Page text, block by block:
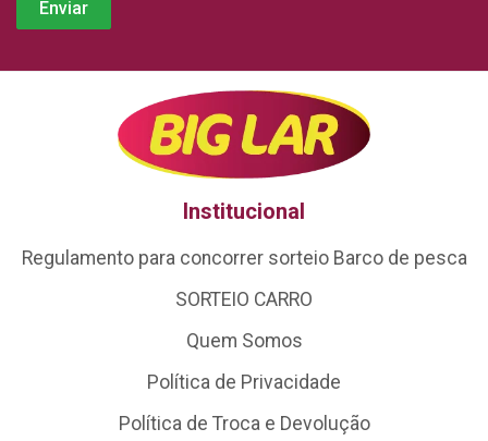
Institucional
Regulamento para concorrer sorteio Barco de pesca
SORTEIO CARRO
Quem Somos
Política de Privacidade
Política de Troca e Devolução